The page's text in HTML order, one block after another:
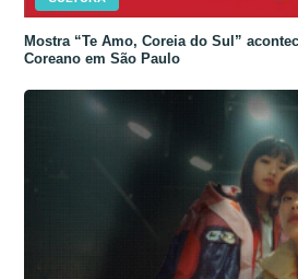
Mostra “Te Amo, Coreia do Sul”
Coreano em São Paulo